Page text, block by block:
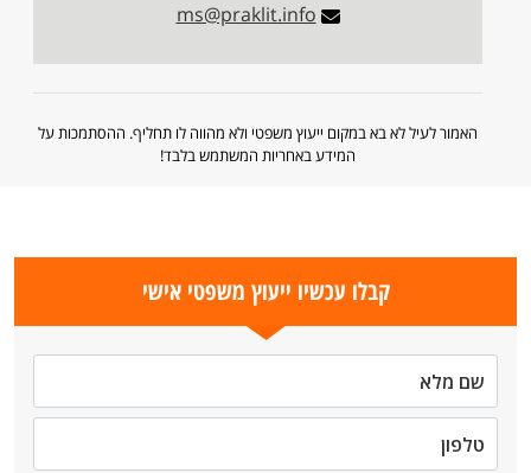
ms@praklit.info
האמור לעיל לא בא במקום ייעוץ משפטי ולא מהווה לו תחליף. ההסתמכות על
המידע באחריות המשתמש בלבד!
קבלו עכשיו ייעוץ משפטי אישי